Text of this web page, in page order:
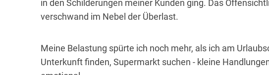
in den Schilderungen meiner Kunden ging. Das
verschwand im Nebel der Überlast.
Meine Belastung spürte ich noch mehr, als ich am
Unterkunft finden, Supermarkt suchen - kleine